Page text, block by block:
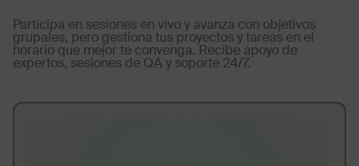
Participa en sesiones en vivo y avanza con objetivos
grupales, pero gestiona tus proyectos y tareas en el
horario que mejor te convenga. Recibe apoyo de
expertos, sesiones de QA y soporte 24/7.